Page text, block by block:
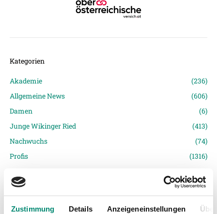
Zustimmung Details Anzeigeneinstellungen
Kategorien
Akademie
(236)
Allgemeine News
(606)
Damen
(6)
Junge Wikinger Ried
(413)
Nachwuchs
(74)
Profis
(1316)
Unkategorisiert
(2867)